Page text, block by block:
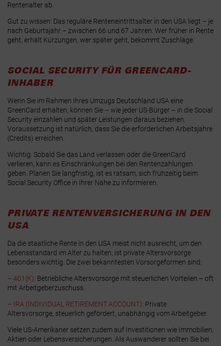
Rentenalter ab.
Gut zu wissen: Das reguläre Renteneintrittsalter in den USA liegt – je
nach Geburtsjahr – zwischen 66 und 67 Jahren. Wer früher in Rente
geht, erhält Kürzungen, wer später geht, bekommt Zuschläge.
SOCIAL SECURITY FÜR GREENCARD-
INHABER
Wenn Sie im Rahmen Ihres Umzugs Deutschland USA eine
GreenCard erhalten, können Sie – wie jeder US-Bürger – in die Social
Security einzahlen und später Leistungen daraus beziehen.
Voraussetzung ist natürlich, dass Sie die erforderlichen Arbeitsjahre
(Credits) erreichen.
Wichtig: Sobald Sie das Land verlassen oder die GreenCard
verlieren, kann es Einschränkungen bei den Rentenzahlungen
geben. Planen Sie langfristig, ist es ratsam, sich frühzeitig beim
Social Security Office in Ihrer Nähe zu informieren.
PRIVATE RENTENVERSICHERUNG IN DEN
USA
Da die staatliche Rente in den USA meist nicht ausreicht, um den
Lebensstandard im Alter zu halten, ist private Altersvorsorge
besonders wichtig. Die zwei bekanntesten Vorsorgeformen sind:
– 401(K): Betriebliche Altersvorsorge mit steuerlichen Vorteilen – oft
mit Arbeitgeberzuschuss.
– IRA (INDIVIDUAL RETIREMENT ACCOUNT): Private
Altersvorsorge, steuerlich gefördert, unabhängig vom Arbeitgeber.
Viele US-Amerikaner setzen zudem auf Investitionen wie Immobilien,
Aktien oder Lebensversicherungen. Als Auswanderer sollten Sie bei